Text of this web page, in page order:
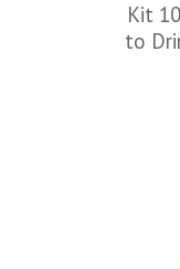
Kit
to